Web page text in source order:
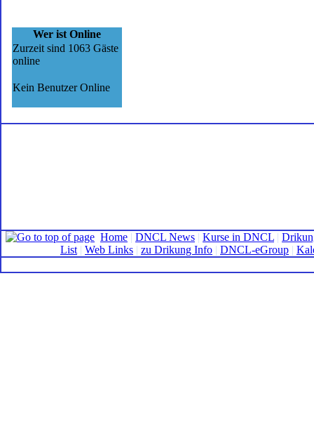
Wer ist Online
Zurzeit sind 1063 Gäste
online
Kein Benutzer Online
Home | DNCL News | Kurse in DNCL |
List | Web Links | zu Drikung Info | DNCL-eGroup |